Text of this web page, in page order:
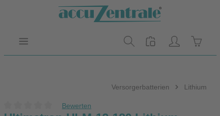
Zum Hauptinhalt springen
Versorgerbatterien Lithium
Bewerten